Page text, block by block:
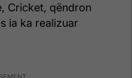
Cricket, qëndron
ia ka realizuar